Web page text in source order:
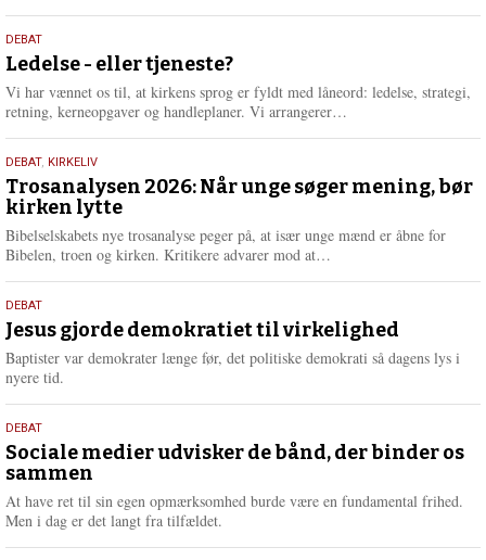
e
r
e
10.
juni
2026
DEBAT
Ledelse - eller tjeneste?
Vi har vænnet os til, at kirkens sprog er fyldt med låneord: ledelse, strategi,
retning, kerneopgaver og handleplaner. Vi arrangerer…
e
2.
juni
2026
DEBAT, KIRKELIV
Trosanalysen 2026: Når unge søger mening, bør
kirken lytte
Bibelselskabets nye trosanalyse peger på, at især unge mænd er åbne for
Bibelen, troen og kirken. Kritikere advarer mod at…
e
r
e
18.
maj
2026
DEBAT
Jesus gjorde demokratiet til virkelighed
Baptister var demokrater længe før, det politiske demokrati så dagens lys i
nyere tid.
18.
maj
2026
DEBAT
Sociale medier udvisker de bånd, der binder os
sammen
At have ret til sin egen opmærksomhed burde være en fundamental frihed.
Men i dag er det langt fra tilfældet.